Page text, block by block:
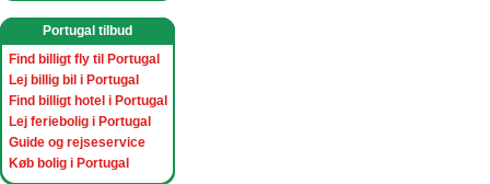
Portugal tilbud
Find billigt fly til Portugal
Lej billig bil i Portugal
Find billigt hotel i Portugal
Lej feriebolig i Portugal
Guide og rejseservice
Køb bolig i Portugal